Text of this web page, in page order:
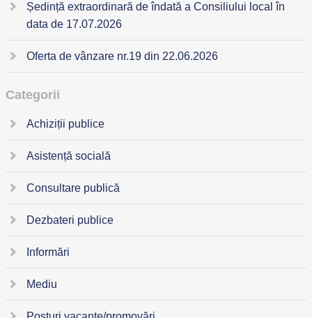
Ședință extraordinară de îndată a Consiliului local în
data de 17.07.2026
Oferta de vânzare nr.19 din 22.06.2026
Categorii
Achiziții publice
Asistență socială
Consultare publică
Dezbateri publice
Informări
Mediu